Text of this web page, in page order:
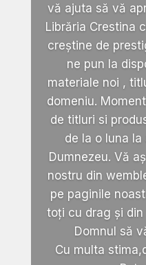
vă ajuta să vă
Librăria Crestina
creștine de
ne pun la
materiale noi ,
domeniu.
de titluri si
de la o luna
Dumnezeu. Vă
nostru din
pe paginile
toți cu drag și
Domnul să
Cu multa